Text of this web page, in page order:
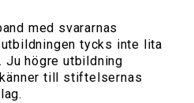
med svararnas
tycks inte lita
högre utbildning
till stiftelsernas